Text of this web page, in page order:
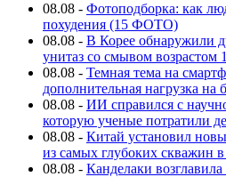
08.08 - Фотоподборка: как
похудения (15 ФОТО)
08.08 - В Корее обнаружили
унитаз со смывом возрастом
08.08 - Темная тема на
дополнительная нагрузка на
08.08 - ИИ справился с
которую ученые потратили
08.08 - Китай установил
из самых глубоких скважин
08.08 - Канделаки